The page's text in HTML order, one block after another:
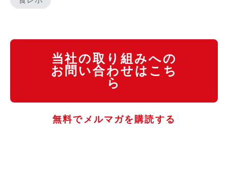
当社の取り組みへの
お問い合わせはこち
ら
無料でメルマガを購読する